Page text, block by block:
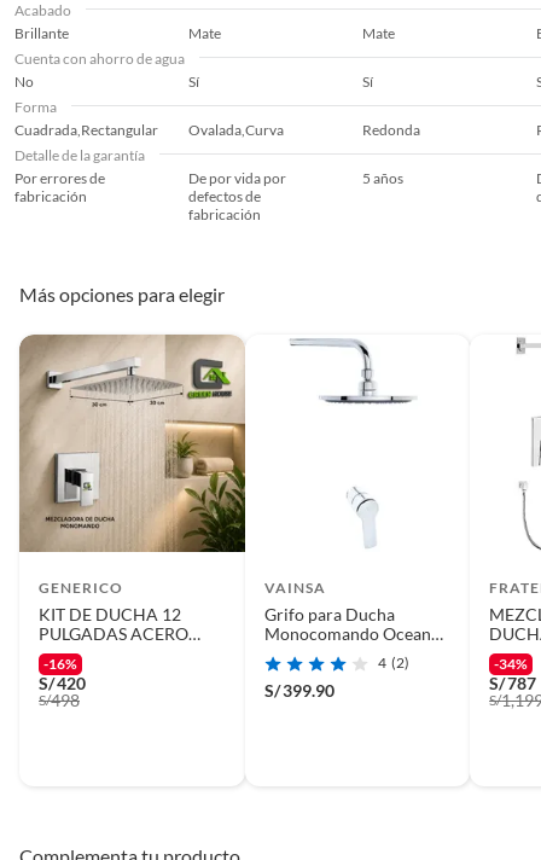
Acabado
Brillante
Mate Mate
Cuenta con ahorro de agua
No
Sí Sí
Forma
Cuadrada,Rectangular
Ovalada,Curva Redonda
Detalle de la garantía
Por errores de
fabricación
De por vida por
defectos de
fabricación
5 años
Más opciones para elegir
GENERICO
KIT DE DUCHA 12
PULGADAS ACERO
INOXIDABLE CON
MEZCLADORA
MONOMANDO
-16%
S/420
S/498
VAINSA
Grifo para Ducha
Monocomando Ocean
Artic Plateado
4 (2)
S/399.90
-34%
S/787
S/